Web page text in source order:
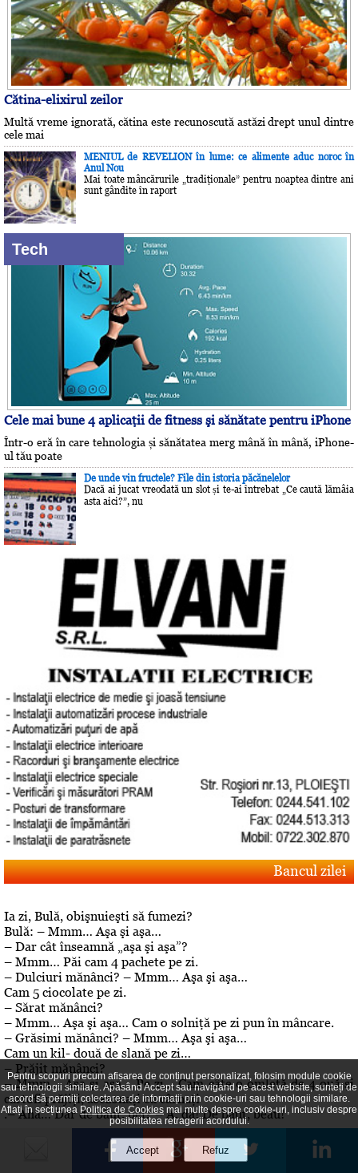
Cătina-elixirul zeilor
Multă vreme ignorată, cătina este recunoscută astăzi drept unul dintre
cele mai
MENIUL de REVELION în lume: ce alimente aduc noroc în
Anul Nou
Mai toate mâncărurile „tradiţionale” pentru noaptea dintre ani
sunt gândite în raport
Tech
Cele mai bune 4 aplicaţii de fitness şi sănătate pentru iPhone
Într-o eră în care tehnologia și sănătatea merg mână în mână, iPhone-
ul tău poate
De unde vin fructele? File din istoria păcănelelor
Dacă ai jucat vreodată un slot și te-ai întrebat „Ce caută lămâia
asta aici?”, nu
Bancul zilei
Ia zi, Bulă, obişnuieşti să fumezi?
Bulă: – Mmm… Aşa şi aşa…
– Dar cât înseamnă „aşa şi aşa”?
– Mmm… Păi cam 4 pachete pe zi.
– Dulciuri mănânci? – Mmm… Aşa şi aşa…
Cam 5 ciocolate pe zi.
– Sărat mănânci?
– Mmm… Aşa şi aşa… Cam o solniţă pe zi pun în mâncare.
– Grăsimi mănânci? – Mmm… Aşa şi aşa…
Cam un kil- două de slană pe zi…
– Prăjit mănânci?
– Mmm… Aşa şi aşa… Pe zi… Cam câte o omletă de 4 ouă şi
cartofi prăjiţi, asezonaţi cu cârnaţi
.– Aha… Dar de băut, bei? – A, da! De băut, beau!
Editorial
Pentru scopuri precum afișarea de conținut personalizat, folosim module cookie
sau tehnologii similare. Apăsând Accept sau navigând pe acest website, sunteți de
acord să permiți colectarea de informații prin cookie-uri sau tehnologii similare.
Aflați în secțiunea Politica de Cookies mai multe despre cookie-uri, inclusiv despre
posibilitatea retragerii acordului.